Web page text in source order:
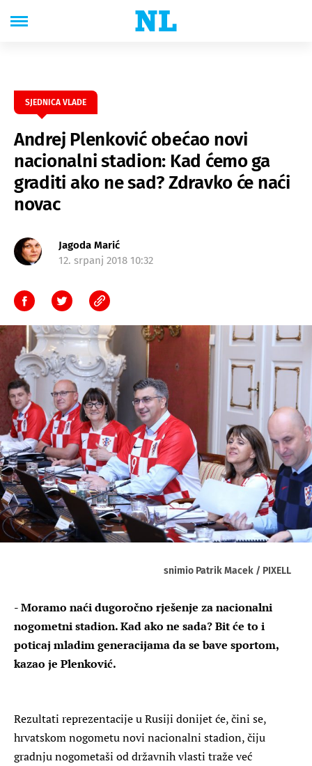
SJEDNICA VLADE
Andrej Plenković obećao novi
nacionalni stadion: Kad ćemo ga
graditi ako ne sad? Zdravko će naći
novac
Jagoda Marić
12. srpanj 2018 10:32
snimio Patrik Macek / PIXELL
- Moramo naći dugoročno rješenje za nacionalni
nogometni stadion. Kad ako ne sada? Bit će to i
poticaj mladim generacijama da se bave sportom,
kazao je Plenković.
Rezultati reprezentacije u Rusiji donijet će, čini se,
hrvatskom nogometu novi nacionalni stadion, čiju
gradnju nogometaši od državnih vlasti traže već